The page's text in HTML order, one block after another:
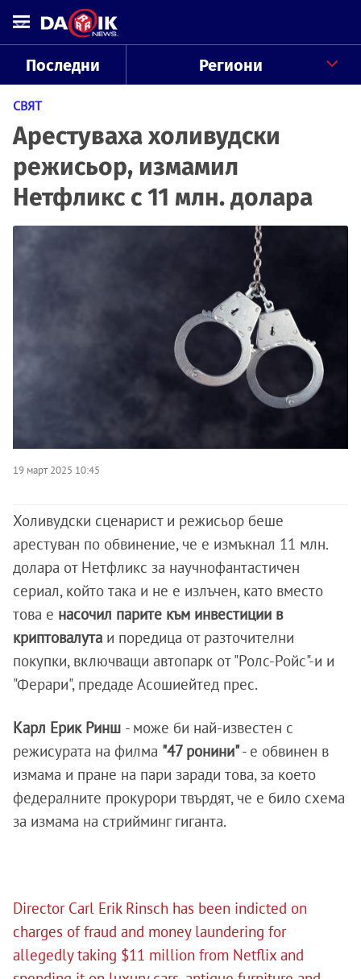
Последни Региони
СВЯТ
Арестуваха холивудски
режисьор, измамил
Нетфликс с 11 млн. долара
19 март 2025 10:45
Холивудски сценарист и режисьор беше
арестуван по обвинение, че е измъкнал 11 млн.
долара от Нетфликс за научнофантастичен
сериал, който така и не е излъчен, като вместо
това е насочил парите към инвестиции в
криптовалута и поредица от разточителни
покупки, включващи автопарк от "Ролс-Ройс"-и и
"Ферари", предаде Асошиейтед прес.
Карл Ерик Ринш - може би най-известен с
режисурата на филма "47 ронини"- е обвинен в
измама и пране на пари заради това, за което
федералните прокурори твърдят, че е било схема
за измама на стрийминг гиганта.
Director Carl Erik Rinsch has been indicted on
charges of fraud and money laundering for
allegedly taking $11 million from Netflix and